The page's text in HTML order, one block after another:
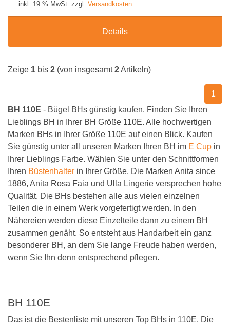
inkl. 19 % MwSt. zzgl. Versandkosten
Details
Zeige 1 bis 2 (von insgesamt2Artikeln)
1
BH 110E - Bügel BHs günstig kaufen. Finden Sie Ihren
Lieblings BH in Ihrer BH Größe 110E. Alle hochwertigen
Marken BHs in Ihrer Größe 110E auf einen Blick. Kaufen
Sie günstig unter all unseren Marken Ihren BH im E Cup in
Ihrer Lieblings Farbe. Wählen Sie unter den Schnittformen
Ihren Büstenhalter in Ihrer Größe. Die Marken Anita since
1886, Anita Rosa Faia und Ulla Lingerie versprechen hohe
Qualität. Die BHs bestehen alle aus vielen einzelnen
Teilen die in einem Werk vorgefertigt werden. In den
Nähereien werden diese Einzelteile dann zu einem BH
zusammen genäht. So entsteht aus Handarbeit ein ganz
besonderer BH, an dem Sie lange Freude haben werden,
wenn Sie Ihn denn entsprechend pflegen.
BH 110E
Das ist die Bestenliste mit unseren Top BHs in 110E. Die